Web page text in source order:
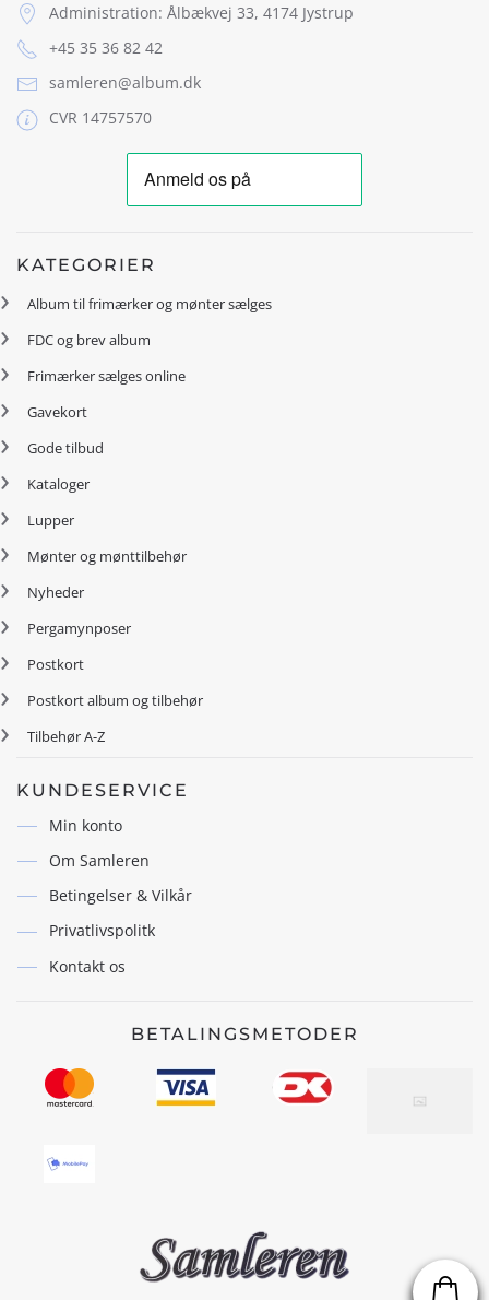
Administration: Ålbækvej 33, 4174 Jystrup
+45 35 36 82 42
samleren@album.dk
CVR 14757570
KATEGORIER
Album til frimærker og mønter sælges
FDC og brev album
Frimærker sælges online
Gavekort
Gode tilbud
Kataloger
Lupper
Mønter og mønttilbehør
Nyheder
Pergamynposer
Postkort
Postkort album og tilbehør
Tilbehør A-Z
KUNDESERVICE
Min konto
Om Samleren
Betingelser & Vilkår
Privatlivspolitk
Kontakt os
BETALINGSMETODER